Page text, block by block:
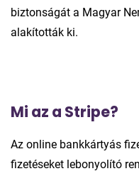
biztonságát a Magyar
alakították ki.
Mi az a Stripe?
Az online bankkártyás
fizetéseket lebonyolító